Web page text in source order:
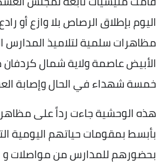
اليوم بإطلاق الرصاص بلا وازع أو
مظاهرات سلمية لتلاميذ المدارس
الأبيض عاصمة ولاية شمال كردفان
خمسة شهداء في الحال وإصابة
هذه الوحشية جاءت رداً على
بأبسط بمقومات حياتهم اليومية
بحضورهم للمدارس من مواصلات و